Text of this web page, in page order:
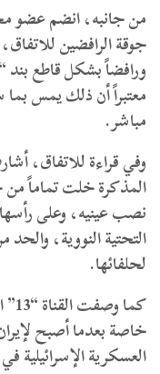
​من جانبه، انضم عضو
جوقة الرافضين
ورافضاً بشكل قاطع بند
معتبراً أن ذلك يمس بما
مباشر.
​وفي قراءة للاتفاق،
المذكرة خلت تماماً من
نصب عينيه، وعلى رأسها
التحتية النووية،
لحلفائها.
خاصة بعدما أصبح
العسكرية الإسرائيلية